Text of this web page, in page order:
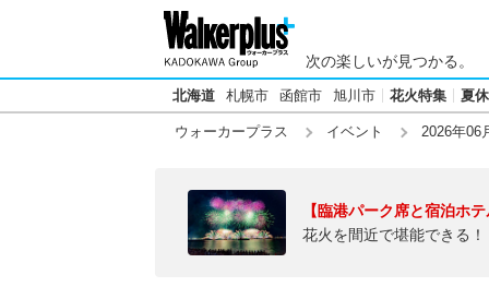
次の楽しいが見つかる。
北海道 札幌市 函館市 旭川市 花火特集 夏
ウォーカープラス イベント 2026年06
【臨港パーク席と宿泊ホ
花火を間近で堪能できる